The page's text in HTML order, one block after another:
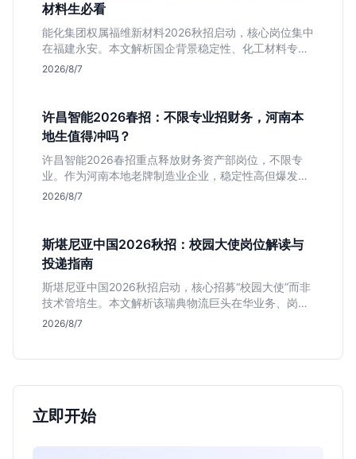
材料生必看
能化集团权属福维新材料2026秋招启动，核心岗位集中
在福建永安。本文解析国企背景稳定性、化工材料专业
匹配度及工作地点限制，助理工科生判断是否值得投
2026/8/7
许昌智能2026春招：不限专业招财务，河南本
地生值得冲吗？
许昌智能2026春招重点释放财务资产部岗位，不限专
业。作为河南本地老牌制造业企业，稳定性高但爆发涨
薪机会少。适合想在本地积累工业场景经验的应届生。
2026/8/7
斯堪尼亚中国2026秋招：校园大使岗位解读与
投递指南
斯堪尼亚中国2026秋招启动，核心招募“校园大使”而非
技术管培生。本文解析该瑞典物流巨头在华业务、岗位
真实职责及不限专业背后的竞争逻辑，助你判断是否值
2026/8/7
立即开始